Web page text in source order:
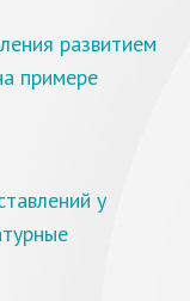
развитием
примере
у